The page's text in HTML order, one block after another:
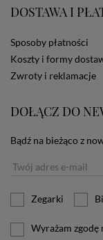
informacji o
DOSTAWA I
Sposoby płatności
Koszty i formy
Zwroty i reklamacje
DOŁĄCZ DO
Bądź na bieżąco z
Zegarki
Wyrażam zgodę